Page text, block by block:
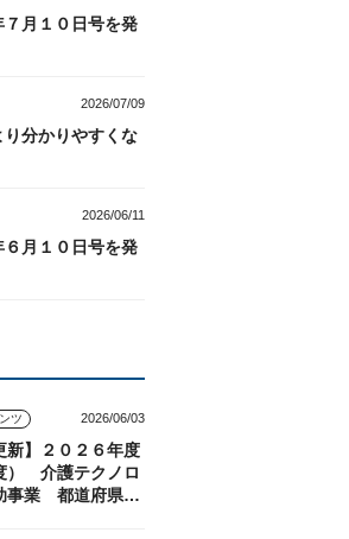
月１０日号を発
2026/07/09
分かりやすくな
2026/06/11
月１０日号を発
ツ 2026/06/03
新】２０２６年度
） 介護テクノロ
事業 都道府県の